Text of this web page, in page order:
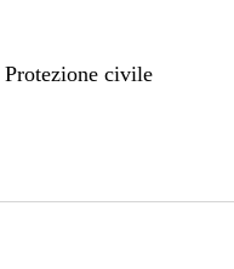
civile